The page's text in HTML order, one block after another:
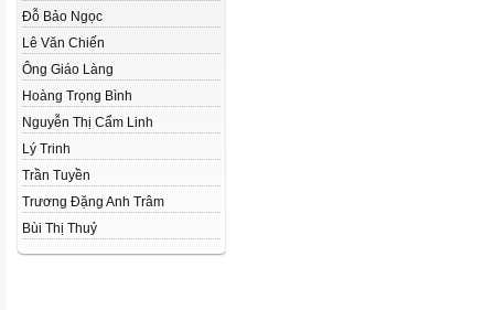
Đỗ Bảo Ngọc
Lê Văn Chiến
Ông Giáo Làng
Hoàng Trọng Bình
Nguyễn Thị Cẩm Linh
Lý Trinh
Trần Tuyền
Trương Đặng Anh Trâm
Bùi Thị Thuỷ